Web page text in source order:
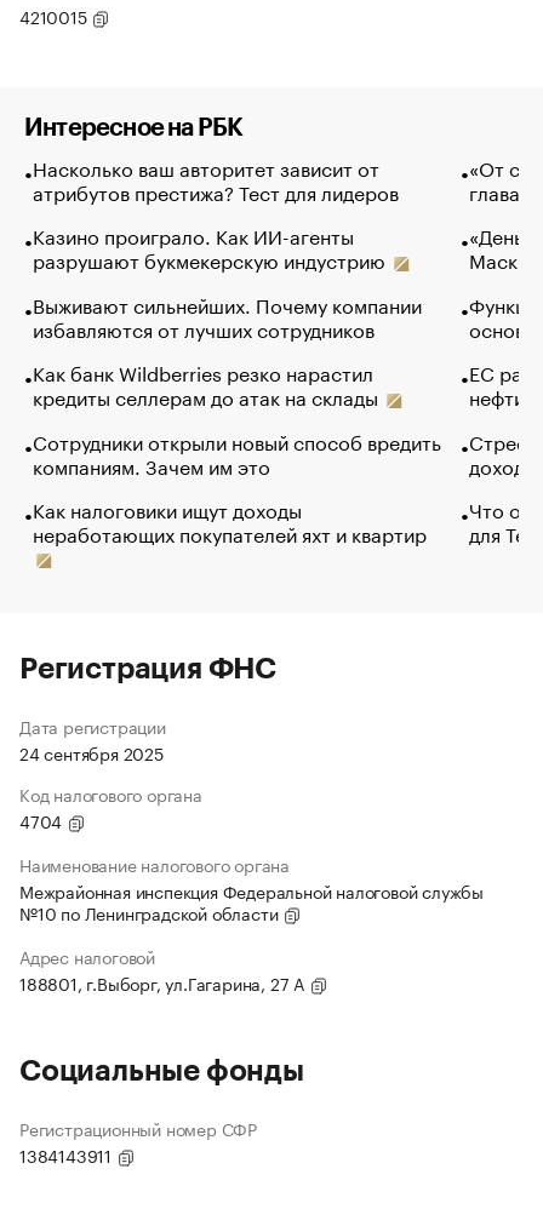
4210015
Интересное на РБК
Насколько ваш авторитет зависит от
атрибутов престижа? Тест для лидеров
Казино проиграло. Как ИИ-агенты
разрушают букмекерскую индустрию
Выживают сильнейших. Почему компании
избавляются от лучших сотрудников
Как банк Wildberries резко нарастил
кредиты селлерам до атак на склады
Сотрудники открыли новый способ вредить
компаниям. Зачем им это
Как налоговики ищут доходы
неработающих покупателей яхт и квартир
«От
глава
Маск в
основ
ЕС
нефти
Что
для
Регистрация ФНС
Дата регистрации
24 сентября 2025
Код налогового органа
4704
Наименование налогового органа
Межрайонная инспекция Федеральной налоговой службы
№10 по Ленинградской области
Адрес налоговой
188801, г.Выборг, ул.Гагарина, 27 А
Социальные фонды
Регистрационный номер СФР
1384143911